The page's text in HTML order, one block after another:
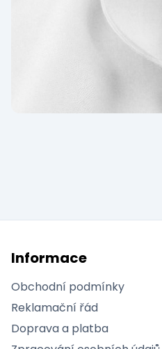
Informace
Obchodní podmínky
Reklamační řád
Doprava a platba